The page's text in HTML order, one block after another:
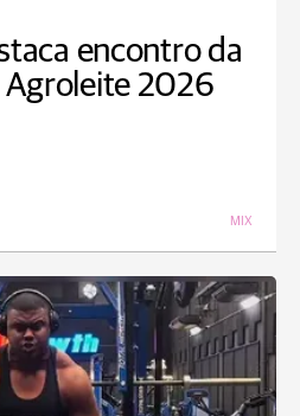
encontro da
Agroleite 2026
MIX